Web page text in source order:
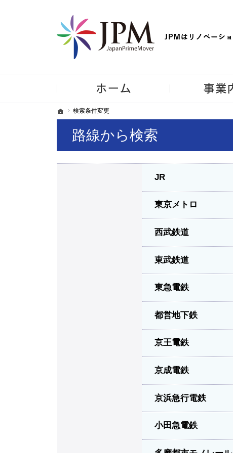
ホーム
検索条件変更
路線から検索
JR
東京メトロ
西武鉄道
東武鉄道
東急電鉄
都営地下鉄
京王電鉄
京成電鉄
京浜急行電鉄
小田急電鉄
ホーム
検索条件変更